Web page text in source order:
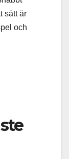
sätt är
och